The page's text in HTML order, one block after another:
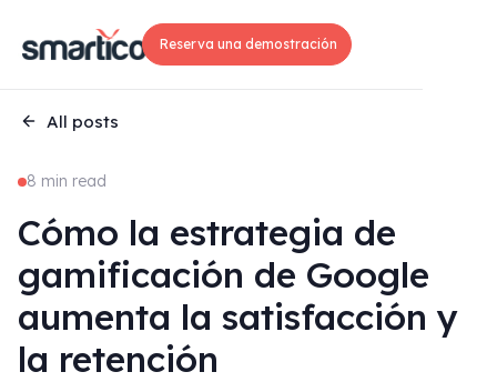
Reserva una demostración
All posts
8 min read
Cómo la estrategia de
gamificación de Google
aumenta la satisfacción y
la retención